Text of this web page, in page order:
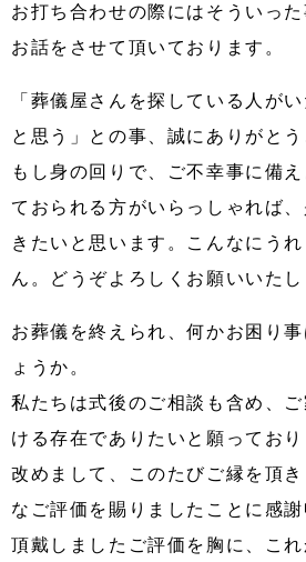
お打ち合わせの際にはそういった
お話をさせて頂いております。
「葬儀屋さんを探している人が
と思う」との事、誠にありがとう
もし身の回りで、ご不幸事に備
ておられる方がいらっしゃれば
きたいと思います。こんなにう
ん。どうぞよろしくお願いいたし
お葬儀を終えられ、何かお困り
ょうか。
私たちは式後のご相談も含め、
ける存在でありたいと願っており
改めまして、このたびご縁を頂
なご評価を賜りましたことに感謝
頂戴しましたご評価を胸に、こ